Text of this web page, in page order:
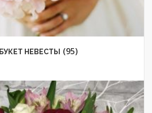
БУКЕТ НЕВЕСТЫ (95)